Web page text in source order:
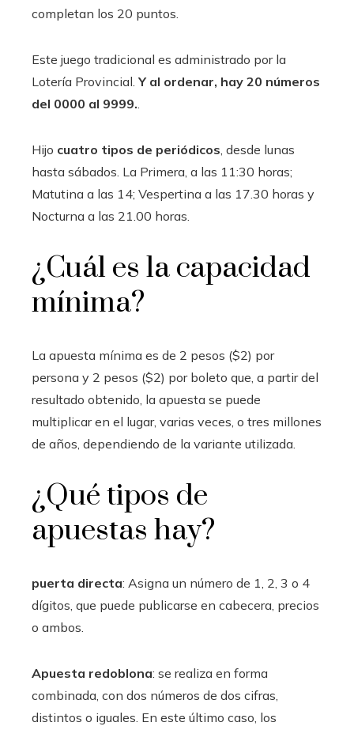
completan los 20 puntos.
Este juego tradicional es administrado por la
Lotería Provincial.Y al ordenar, hay 20 números
del 0000 al 9999.
Hijo cuatro tipos de periódicos , desde lunas
hasta sábados. La Primera, a las 11:30 horas;
Matutina a las 14; Vespertina a las 17.30 horas y
Nocturna a las 21.00 horas.
¿Cuál es la capacidad
mínima?
La apuesta mínima es de 2 pesos ($2) por
persona y 2 pesos ($2) por boleto que, a partir del
resultado obtenido, la apuesta se puede
multiplicar en el lugar, varias veces, o tres millones
de años, dependiendo de la variante utilizada.
¿Qué tipos de
apuestas hay?
puerta directa: Asigna un número de 1, 2, 3 o 4
dígitos, que puede publicarse en cabecera, precios
o ambos.
Apuesta redoblona: se realiza en forma
combinada, con dos números de dos cifras,
distintos o iguales. En este último caso, los